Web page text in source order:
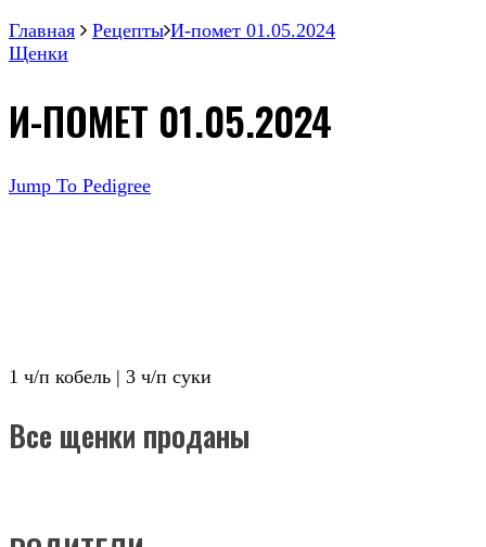
Главная
Рецепты И-помет 01.05.2024
Щенки
И-ПОМЕТ 01.05.2024
Jump To Pedigree
1 ч/п кобель | 3 ч/п суки
Все щенки проданы